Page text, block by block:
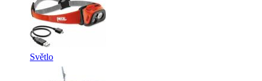
Světlo